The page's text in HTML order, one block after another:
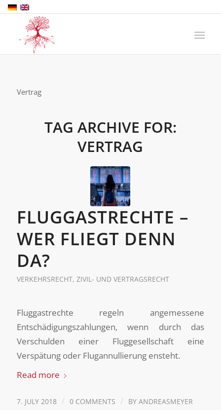
Vertrag
TAG ARCHIVE FOR:
VERTRAG
FLUGGASTRECHTE –
WER FLIEGT DENN
DA?
VERKEHRSRECHT, ZIVIL- UND VERTRAGSRECHT
Fluggastrechte regeln angemessene
Entschädigungszahlungen, wenn durch das
Verschulden einer Fluggesellschaft eine
Verspätung oder Flugannullierung ensteht.
Read more
7. JULY 2018 / 0 COMMENTS / BY ANDREASMEYER